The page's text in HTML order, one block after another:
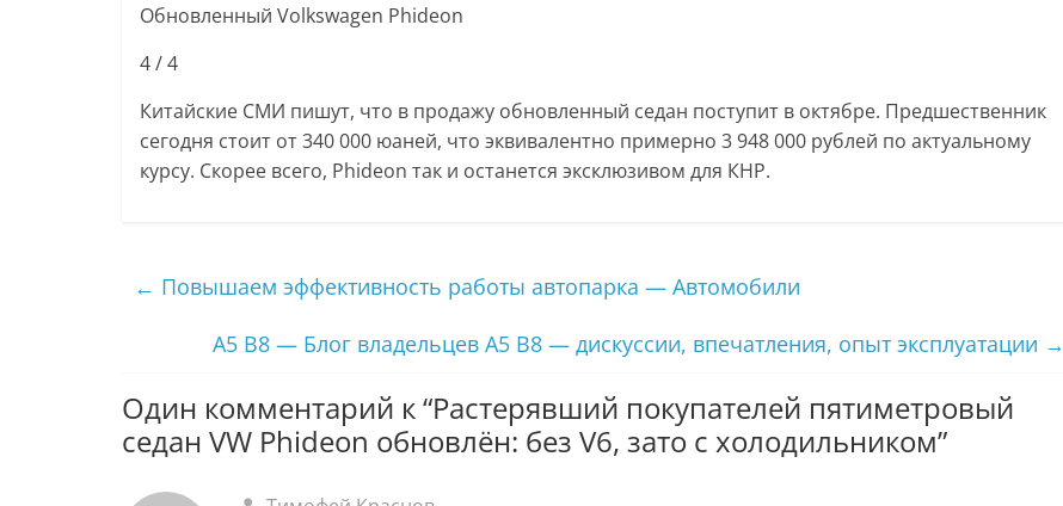
Обновленный Volkswagen Phideon
4/ 4
Китайские СМИ пишут, что в продажу обновленный седан поступит в октябре. Предшественник
сегодня стоит от 340 000 юаней, что эквивалентно примерно 3 948 000 рублей по актуальному
курсу. Скорее всего, Phideon так и останется эксклюзивом для КНР.
← Повышаем эффективность работы автопарка — Автомобили
A5 B8 — Блог владельцев А5 В8 — дискуссии, впечатления, опыт эксплуатации →
Один комментарий к “Растерявший покупателей пятиметровый
седан VW Phideon обновлён: без V6, зато с холодильником”